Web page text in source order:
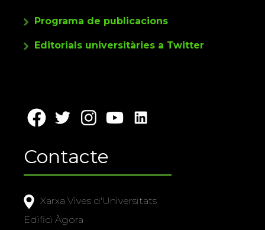
Programa de publicacions
Editorials universitàries a Twitter
Contacte
Xarxa Vives d'Universitats
Edifici Àgora